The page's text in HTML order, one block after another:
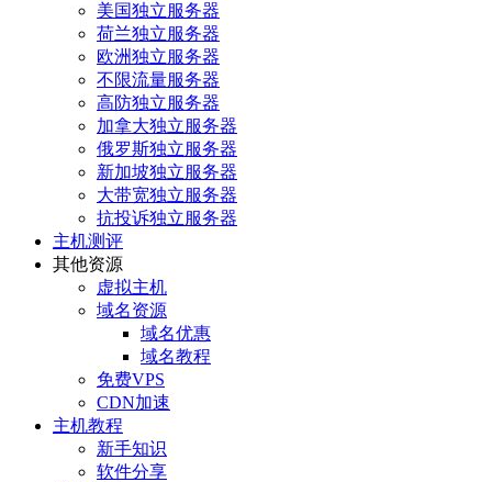
美国独立服务器
荷兰独立服务器
欧洲独立服务器
不限流量服务器
高防独立服务器
加拿大独立服务器
俄罗斯独立服务器
新加坡独立服务器
大带宽独立服务器
抗投诉独立服务器
主机测评
其他资源
虚拟主机
域名资源
域名优惠
域名教程
免费VPS
CDN加速
主机教程
新手知识
软件分享